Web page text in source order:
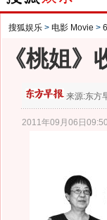
搜狐娱乐 > 电影 Movie >
《桃姐
来源:东方
2011年09月06日09:50